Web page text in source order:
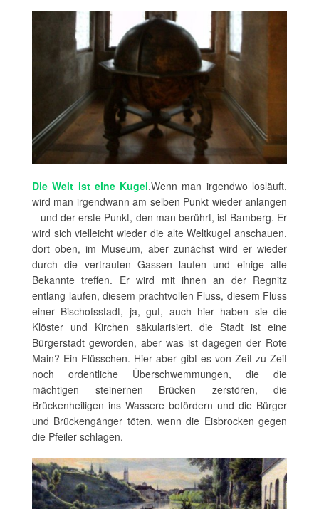
Die Welt ist eine Kugel.Wenn man irgendwo losläuft,
wird man irgendwann am selben Punkt wieder anlangen
– und der erste Punkt, den man berührt, ist Bamberg. Er
wird sich vielleicht wieder die alte Weltkugel anschauen,
dort oben, im Museum, aber zunächst wird er wieder
durch die vertrauten Gassen laufen und einige alte
Bekannte treffen. Er wird mit ihnen an der Regnitz
entlang laufen, diesem prachtvollen Fluss, diesem Fluss
einer Bischofsstadt, ja, gut, auch hier haben sie die
Klöster und Kirchen säkularisiert, die Stadt ist eine
Bürgerstadt geworden, aber was ist dagegen der Rote
Main? Ein Flüsschen. Hier aber gibt es von Zeit zu Zeit
noch ordentliche Überschwemmungen, die die
mächtigen steinernen Brücken zerstören, die
Brückenheiligen ins Wassere befördern und die Bürger
und Brückengänger töten, wenn die Eisbrocken gegen
die Pfeiler schlagen.